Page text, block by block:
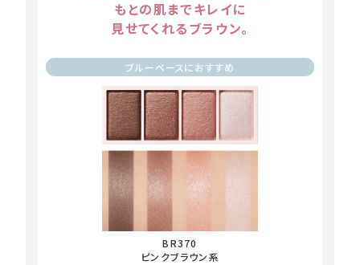
もとの肌までキレイに
見せてくれるブラウン。
ブルーベースにおすすめ
BR370
ピンクブラウン系